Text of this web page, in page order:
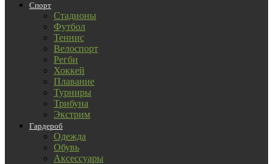
Спорт
Стадионы
Футбол
Теннис
Велоспорт
Регби
Хоккей
Плавание
Турниры
Трибуна
Экстрим
Гардероб
Одежда
Обувь
Аксессуары